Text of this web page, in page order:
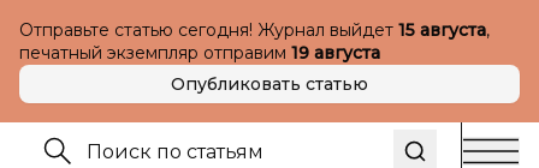
Отправьте статью сегодня! Журнал выйдет 15 августа,
печатный экземпляр отправим 19 августа
Опубликовать статью